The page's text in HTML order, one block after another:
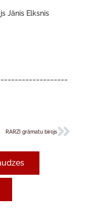
Jānis Elksnis
RARZI grāmatu birojs